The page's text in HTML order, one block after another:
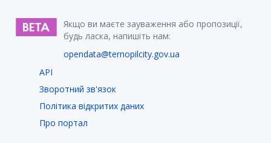
Якщо ви маєте зауваження або пропозиції,
будь ласка, напишіть нам:
opendata@ternopilcity.gov.ua
API
Зворотний зв'язок
Політика відкритих даних
Про портал